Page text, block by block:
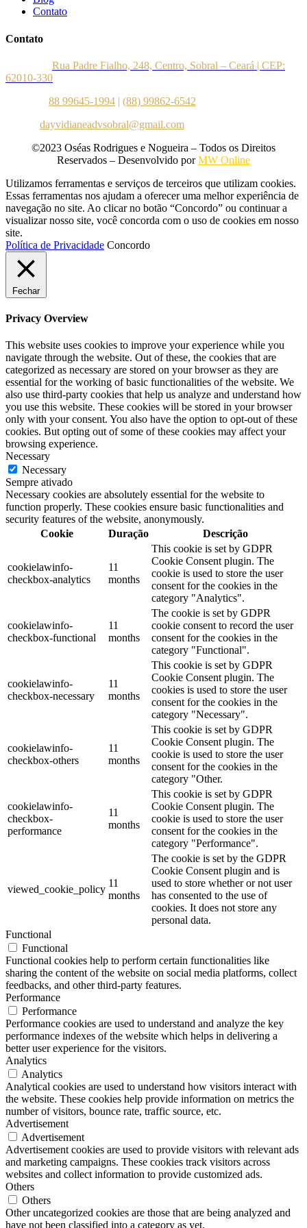
Contato
Contato
Rua Padre Fialho, 248, Centro, Sobral – Ceará | CEP:
62010-330
88 99645-1994 | (88) 99862-6542
dayvidianeadvsobral@gmail.com
©2023 Oséas Rodrigues e Nogueira – Todos os Direitos
Reservados – Desenvolvido por MW Online
Utilizamos ferramentas e serviços de terceiros que utilizam cookies.
Essas ferramentas nos ajudam a oferecer uma melhor experiência de
navegação no site. Ao clicar no botão “Concordo” ou continuar a
visualizar nosso site, você concorda com o uso de cookies em nosso
site.
Política de Privacidade Concordo
Fechar
Privacy Overview
This website uses cookies to improve your experience while you
navigate through the website. Out of these, the cookies that are
categorized as necessary are stored on your browser as they are
essential for the working of basic functionalities of the website. We
also use third-party cookies that help us analyze and understand how
you use this website. These cookies will be stored in your browser
only with your consent. You also have the option to opt-out of these
cookies. But opting out of some of these cookies may affect your
browsing experience.
Necessary
Necessary
Sempre ativado
Necessary cookies are absolutely essential for the website to
function properly. These cookies ensure basic functionalities and
security features of the website, anonymously.
Cookie
Duração Descrição
cookielawinfo-
checkbox-analytics
11
months
This cookie is set by GDPR
Cookie Consent plugin. The
cookie is used to store the user
consent for the cookies in the
category "Analytics".
cookielawinfo-
checkbox-functional
11
months
The cookie is set by GDPR
cookie consent to record the user
consent for the cookies in the
category "Functional".
cookielawinfo-
checkbox-necessary
11
months
This cookie is set by GDPR
Cookie Consent plugin. The
cookies is used to store the user
consent for the cookies in the
category "Necessary".
cookielawinfo-
checkbox-others
11
months
This cookie is set by GDPR
Cookie Consent plugin. The
cookie is used to store the user
consent for the cookies in the
category "Other.
cookielawinfo-
checkbox-
performance
11
months
This cookie is set by GDPR
Cookie Consent plugin. The
cookie is used to store the user
consent for the cookies in the
category "Performance".
viewed_cookie_policy
11
months
The cookie is set by the GDPR
Cookie Consent plugin and is
used to store whether or not user
has consented to the use of
cookies. It does not store any
personal data.
Functional
Functional
Functional cookies help to perform certain functionalities like
sharing the content of the website on social media platforms, collect
feedbacks, and other third-party features.
Performance
Performance
Performance cookies are used to understand and analyze the key
performance indexes of the website which helps in delivering a
better user experience for the visitors.
Analytics
Analytics
Analytical cookies are used to understand how visitors interact with
the website. These cookies help provide information on metrics the
number of visitors, bounce rate, traffic source, etc.
Advertisement
Advertisement
Advertisement cookies are used to provide visitors with relevant ads
and marketing campaigns. These cookies track visitors across
websites and collect information to provide customized ads.
Others
Others
Other uncategorized cookies are those that are being analyzed and
have not been classified into a category as yet.